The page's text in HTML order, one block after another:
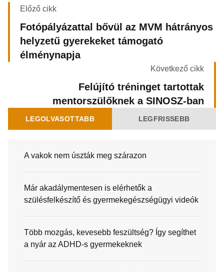
Előző cikk
Fotópályázattal bővül az MVM hátrányos
helyzetű gyerekeket támogató
élménynapja
Következő cikk
Felújító tréninget tartottak
mentorszülőknek a SINOSZ-ban
LEGOLVASOTTABB LEGFRISSEBB
A vakok nem úszták meg szárazon
Már akadálymentesen is elérhetők a
szülésfelkészítő és gyermekegészségügyi videók
Több mozgás, kevesebb feszültség? Így segíthet
a nyár az ADHD-s gyermekeknek